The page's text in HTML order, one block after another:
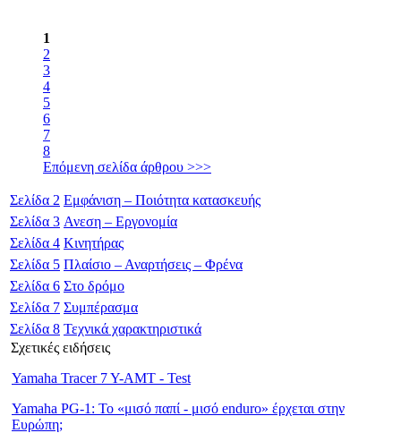
1
2
3
4
5
6
7
8
Επόμενη σελίδα άρθρου >>>
Σελίδα 2 Εμφάνιση – Ποιότητα κατασκευής
Σελίδα 3 Ανεση – Εργονομία
Σελίδα 4 Κινητήρας
Σελίδα 5 Πλαίσιο – Αναρτήσεις – Φρένα
Σελίδα 6 Στο δρόμο
Σελίδα 7 Συμπέρασμα
Σελίδα 8 Τεχνικά χαρακτηριστικά
Σχετικές ειδήσεις
Yamaha Tracer 7 Y-AMT - Test
Yamaha PG-1: Το «μισό παπί - μισό enduro» έρχεται στην
Ευρώπη;